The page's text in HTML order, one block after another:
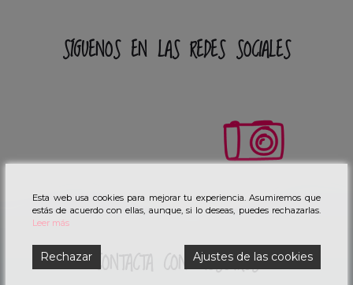
SÍGUENOS EN LAS REDES SOCIALES
CONTACTA CON NOSOTROS
Esta web usa cookies para mejorar tu experiencia. Asumiremos que
estás de acuerdo con ellas, aunque, si lo deseas, puedes rechazarlas.
Leer más
Rechazar Ajustes de las cookies